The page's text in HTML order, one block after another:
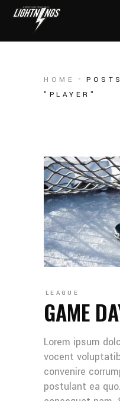
HOME
"PLAYER"
LEAGUE
GAME
Lorem ipsum
vocent
convenire
postulant ea